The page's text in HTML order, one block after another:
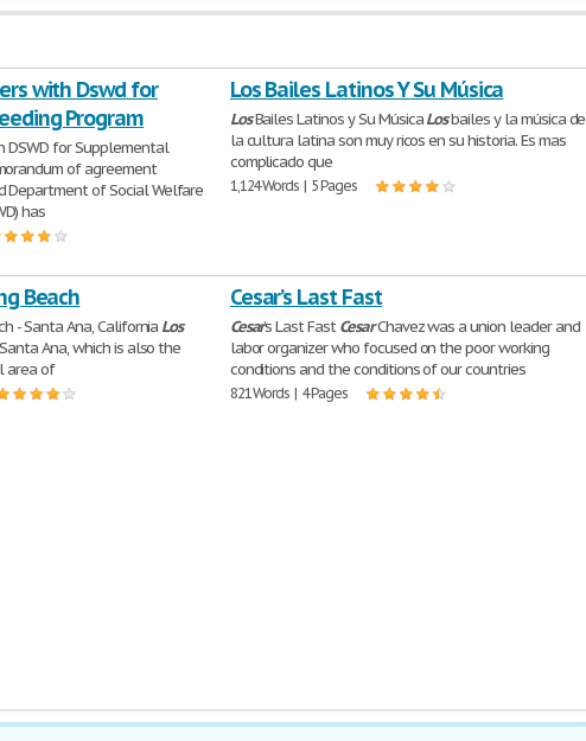
with Dswd for
Program
DSWD for Supplemental
of agreement
Department of Social Welfare
has
Los Bailes Latinos Y Su Música
LosBailes Latinos y Su MúsicaLosbailes y la música de
la cultura latina son muy ricos en su historia. Es mas
complicado que
1,124 Words | 5 Pages
Beach
- Santa Ana, California Los
Ana, which is also the
area of
Cesar’s Last Fast
Cesar’s Last FastCesarChavez was a union leader and
labor organizer who focused on the poor working
conditions and the conditions of our countries
821 Words | 4 Pages